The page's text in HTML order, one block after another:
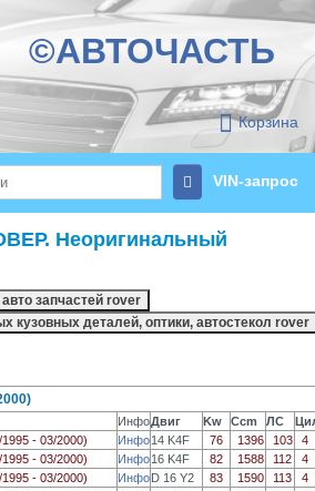
©АВТОЧАСТЬ
Корзина
VIN-запрос
Неоригинальный
ИнфоДвиг Kw Ccm ЛС
- 03/2000) Инфо14 K4F 76 1396 103
4
- 03/2000) Инфо16 K4F 82 1588 112
4
- 03/2000) ИнфоD 16 Y2 83 1590 113
4